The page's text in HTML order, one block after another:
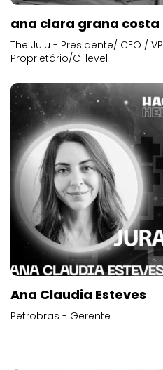
ana clara grana costa
The Juju - Presidente/ CEO /
Proprietário/C-level
Ana Claudia Esteves
Petrobras - Gerente